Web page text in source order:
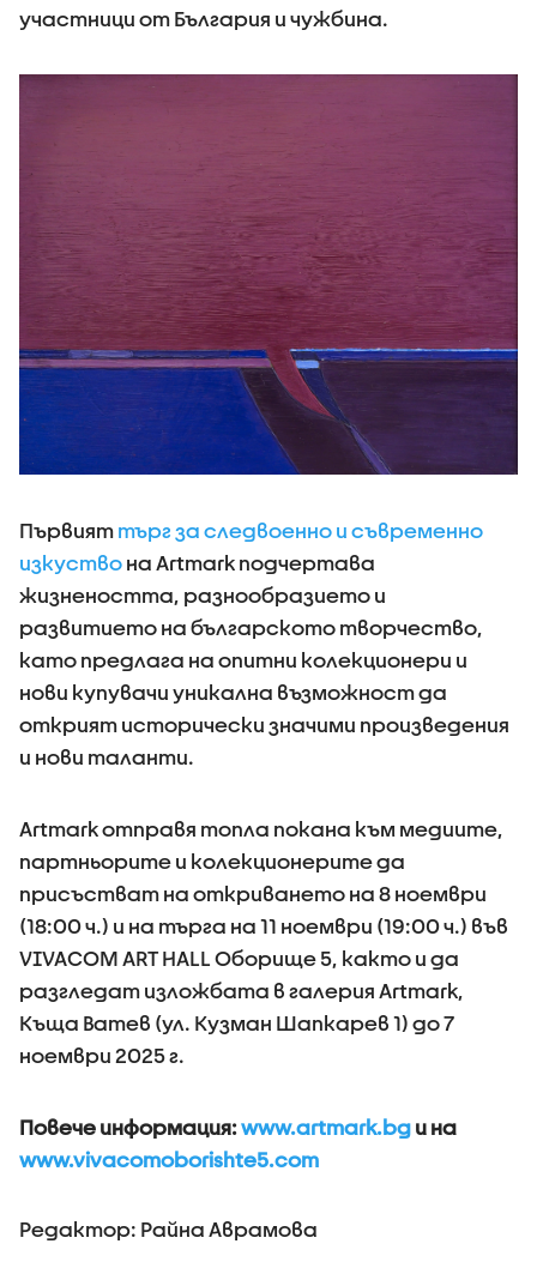
участници от България и чужбина.
Първият търг за следвоенно и съвременно
изкуство на Artmark подчертава
жизнеността, разнообразието и
развитието на българското творчество,
като предлага на опитни колекционери и
нови купувачи уникална възможност да
открият исторически значими произведения
и нови таланти.
Artmark отправя топла покана към медиите,
партньорите и колекционерите да
присъстват на откриването на 8 ноември
(18:00 ч.) и на търга на 11 ноември (19:00 ч.) във
VIVACOM ART HALL Оборище 5, както и да
разгледат изложбата в галерия Artmark,
Къща Ватев (ул. Кузман Шапкарев 1) до 7
ноември 2025 г.
Повече информация:www.artmark.bg и на
www.vivacomoborishte5.com
Редактор: Райна Аврамова